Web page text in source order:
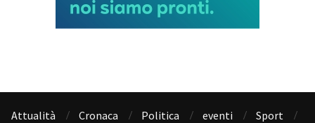
Attualità Cronaca Politica eventi
Sport